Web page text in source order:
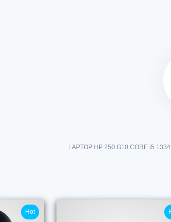
LAPTOP HP 250 G10 CORE i5
Hot